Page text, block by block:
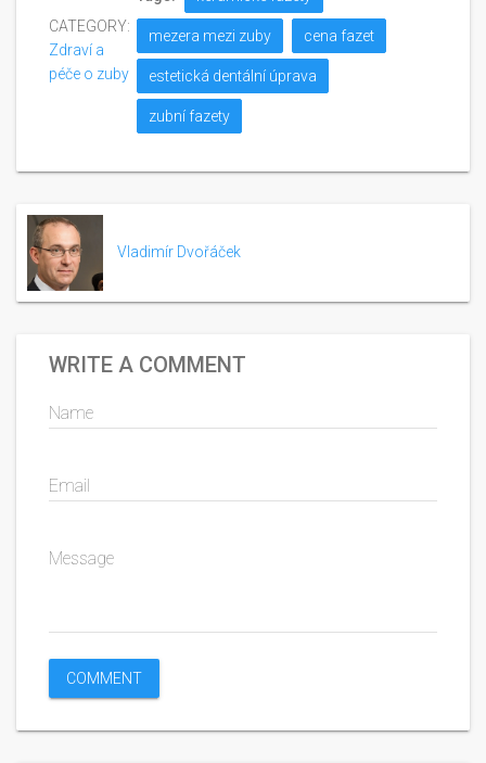
CATEGORY:
Zdraví a
péče o zuby
mezera mezi zuby cena fazet
estetická dentální úprava
zubní fazety
Vladimír Dvořáček
WRITE A COMMENT
Name
Email
Message